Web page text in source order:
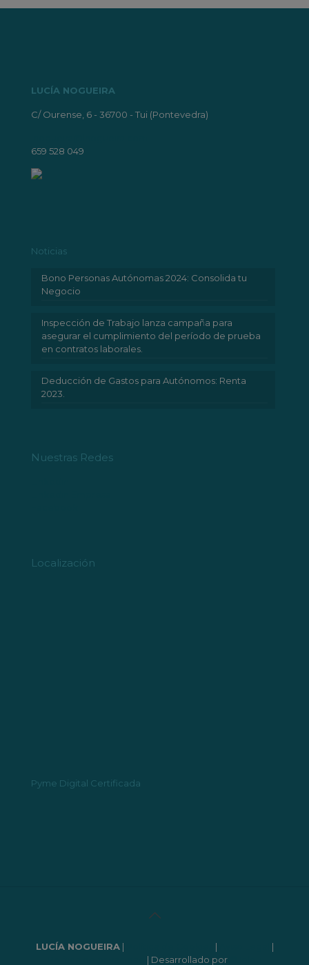
LUCÍA NOGUEIRA
C/ Ourense, 6 - 36700 - Tui (Pontevedra)
659 528 049
Noticias
Bono Personas Autónomas 2024: Consolida tu
Negocio
Inspección de Trabajo lanza campaña para
asegurar el cumplimiento del período de prueba
en contratos laborales.
Deducción de Gastos para Autónomos: Renta
2023.
Nuestras Redes
Localización
Pyme Digital Certificada
LUCÍA NOGUEIRA| |
|
| Desarrollado por